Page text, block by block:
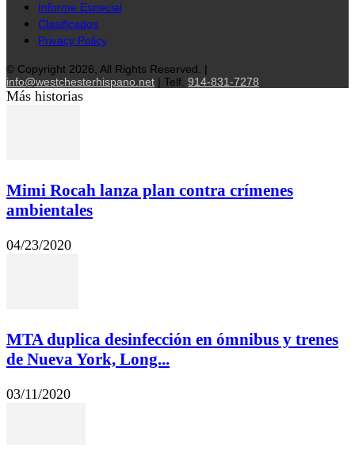
Informe Especial
Clasificados
Privacy Policy
© Copyright 2026, All Rights Reserved. |
info@westchesterhispano.net | Telf. 914-831-7278
Más historias
Mimi Rocah lanza plan contra crímenes
ambientales
04/23/2020
MTA duplica desinfección en ómnibus y trenes
de Nueva York, Long...
03/11/2020